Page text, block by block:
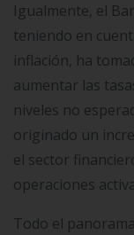
Igualmente, el
teniendo en
inflación, ha
aumentar las
niveles no
originado un
el sector
operaciones
Todo el